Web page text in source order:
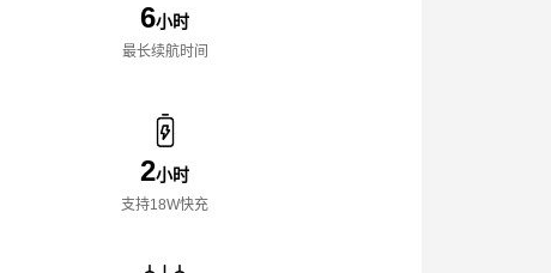
6小时
最长续航时间
2小时
支持18W快充